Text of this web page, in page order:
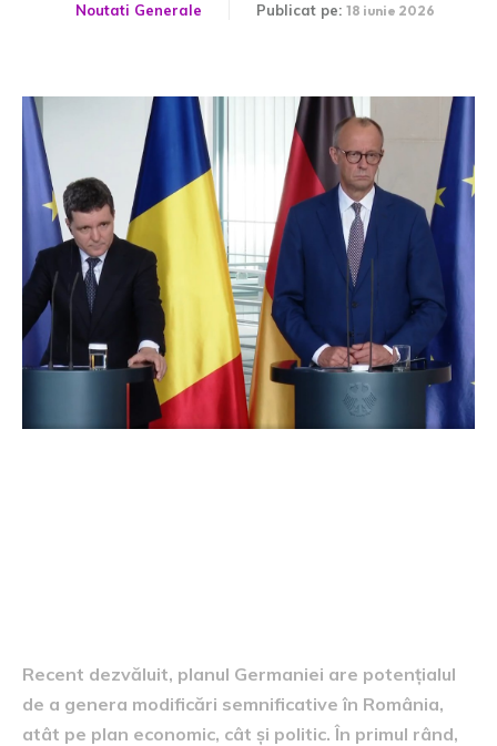
Noutati Generale Publicat pe: 18 iunie 2026
Recent dezvăluit, planul Germaniei are potențialul
de a genera modificări semnificative în România,
atât pe plan economic, cât și politic. În primul rând,